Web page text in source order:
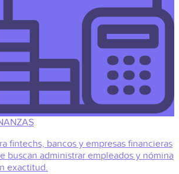
fintechs, bancos y empresas financieras
buscan administrar empleados y nómina
exactitud.